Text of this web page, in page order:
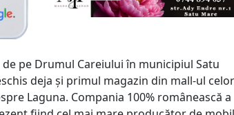
pe Drumul Careiului în municipiul Satu
deja și primul magazin din mall-ul celor
Laguna. Compania 100% românească a